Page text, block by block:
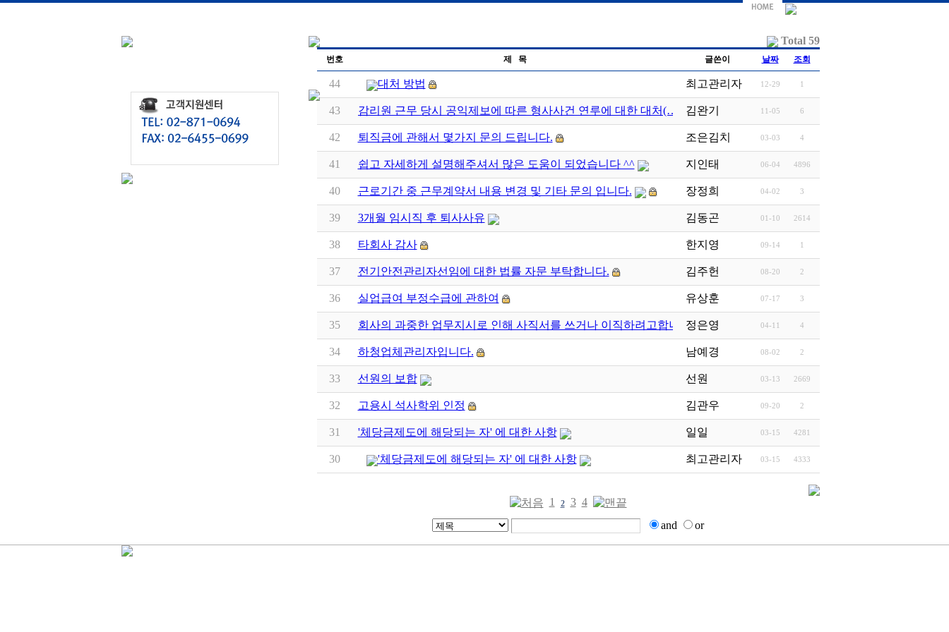
Total 59
번호 제 목 글쓴이 날짜 조회
44 대처 방법 최고관리자 12-29 1
43 감리원 근무 당시 공익제보에 따른 형사사건 연루에 대한 대처(… 김완기 11-05 6
42 퇴직금에 관해서 몇가지 문의 드립니다. 조은김치 03-03 4
41 쉽고 자세하게 설명해주셔서 많은 도움이 되었습니다 ^^ 지인태 06-04 4896
40 근로기간 중 근무계약서 내용 변경 및 기타 문의 입니다. 장정희 04-02 3
39 3개월 임시직 후 퇴사사유 김동곤 01-10 2614
38 타회사 감사 한지영 09-14 1
37 전기안전관리자선임에 대한 법률 자문 부탁합니다. 김주헌 08-20 2
36 실업급여 부정수급에 관하여 유상훈 07-17 3
35 회사의 과중한 업무지시로 인해 사직서를 쓰거나 이직하려고합니…정은영 04-11 4
34 하청업체관리자입니다. 남예경 08-02 2
33 선원의 보합 선원 03-13 2669
32 고용시 석사학위 인정 김관우 09-20 2
31 '체당금제도에 해당되는 자' 에 대한 사항 일일 03-15 4281
30 '체당금제도에 해당되는 자' 에 대한 사항 최고관리자 03-15 4333
1 2 3 4
and
or